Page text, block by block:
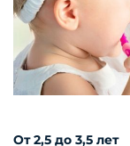
От 2,5 до 3,5 лет